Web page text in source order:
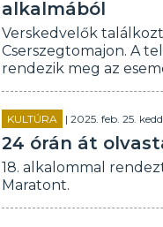
alkalmából
Verskedvelők
Cserszegtomajon. A
rendezik meg az
KULTÚRA | 2025. feb. 25.
24 órán át
18. alkalommal
Maratont.